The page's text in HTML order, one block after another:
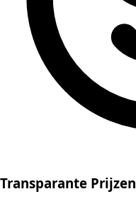
Transparante Prijzen